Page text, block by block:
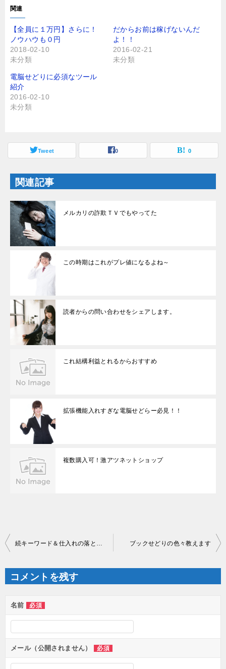
T
i
t
t
e
r
で
共
(
新
し
い
ウ
ィ
ン
き
す
共
有
す
る
に
リ
ッ
し
て
し
い
ウ
ン
ド
ウ
で
き
ま
す
)
関連
【全員に１万円】さらに！
ノウハウも０円
2018-02-10
未分類
だからお前は稼げないんだ
よ！！
2016-02-21
未分類
電脳せどりに必須なツール
紹介
2016-02-10
未分類
Tweet 0 0
関連記事
メルカリの詐欺ＴＶでもやってた
この時期はこれがプレ値になるよね～
読者からの問い合わせをシェアします。
これ結構利益とれるからおすすめ
拡張機能入れすぎな電脳せどらー必見！！
複数購入可！激アツネットショップ
投
稿
ナ
ゲ
ー
シ
ン
ブックせどりの色々教えます
コメントを残す
名前 必須
メール（公開されません） 必須